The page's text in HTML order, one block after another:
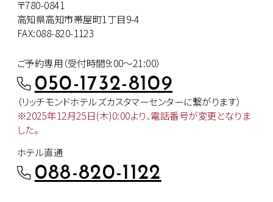
〒780-0841
高知県高知市帯屋町1丁目9-4
FAX:088-820-1123
ご予約専用（受付時間9:00～21:00）
050-1732-8109
（リッチモンドホテルズカスタマーセンターに繋がります）
※2025年12月25日(木)0:00より、電話番号が変更となりま
した。
ホテル直通
088-820-1122